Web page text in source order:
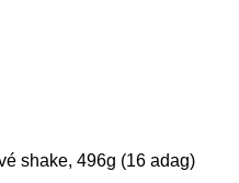
shake, 496g (16 adag)